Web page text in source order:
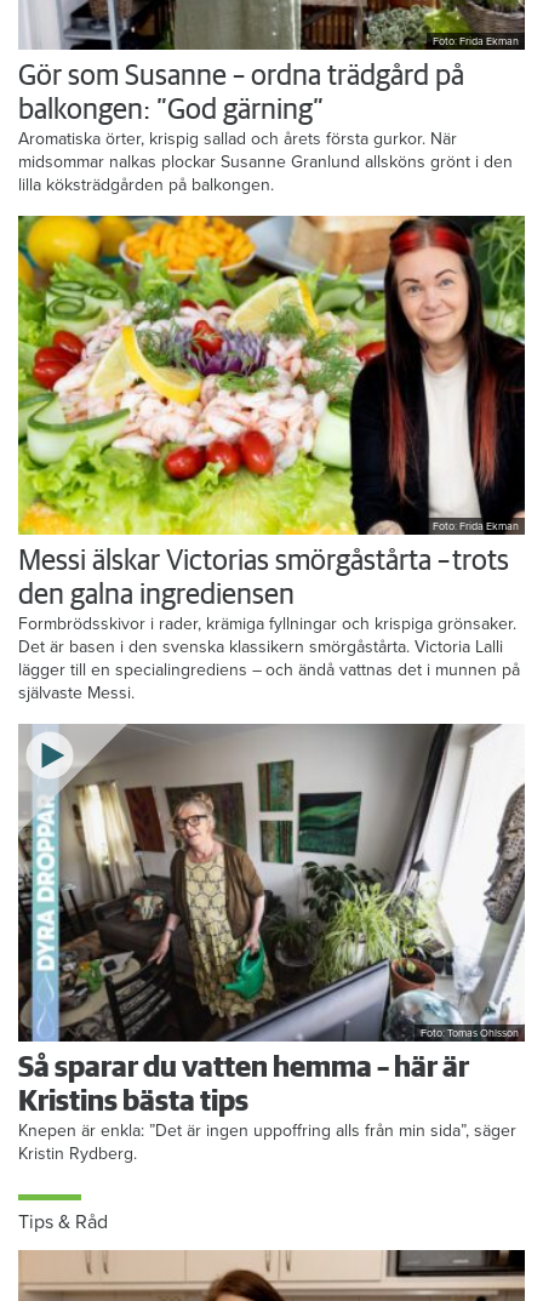
Foto: Frida Ekman
Gör som Susanne – ordna trädgård på
balkongen: ”God gärning”
Aromatiska örter, krispig sallad och årets första gurkor. När
midsommar nalkas plockar Susanne Granlund allsköns grönt i den
lilla köksträdgården på balkongen.
Foto: Frida Ekman
Messi älskar Victorias smörgåstårta – trots
den galna ingrediensen
Formbrödsskivor i rader, krämiga fyllningar och krispiga grönsaker.
Det är basen i den svenska klassikern smörgåstårta. Victoria Lalli
lägger till en specialingrediens – och ändå vattnas det i munnen på
självaste Messi.
Foto: Tomas Ohlsson
Så sparar du vatten hemma – här är
Kristins bästa tips
Knepen är enkla: ”Det är ingen uppoffring alls från min sida”, säger
Kristin Rydberg.
Tips & Råd